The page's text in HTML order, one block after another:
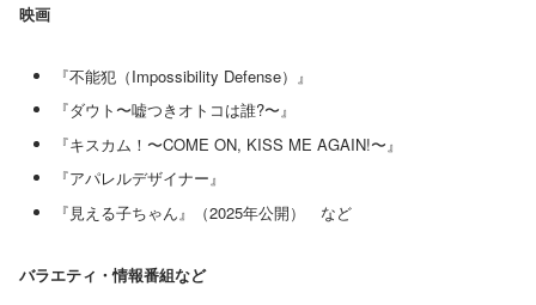
映画
『不能犯（Impossibility Defense）』
『ダウト〜嘘つきオトコは誰?〜』
『キスカム！〜COME ON, KISS ME AGAIN!〜』
『アパレルデザイナー』
『見える子ちゃん』（2025年公開） など
バラエティ・情報番組など